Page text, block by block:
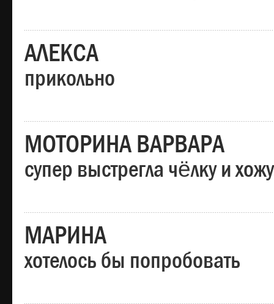
АЛЕКСА
прикольно
МОТОРИНА ВАРВАРА
супер выстрегла чёлку и
МАРИНА
хотелось бы попробовать